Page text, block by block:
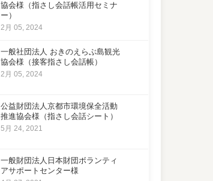
協会様（指さし会話帳活用セミナ
ー）
2月 05, 2024
一般社団法人 おきのえらぶ島観光
協会様（接客指さし会話帳）
2月 05, 2024
公益財団法人京都市環境保全活動
推進協会様（指さし会話シート）
5月 24, 2021
一般財団法人日本財団ボランティ
アサポートセンター様